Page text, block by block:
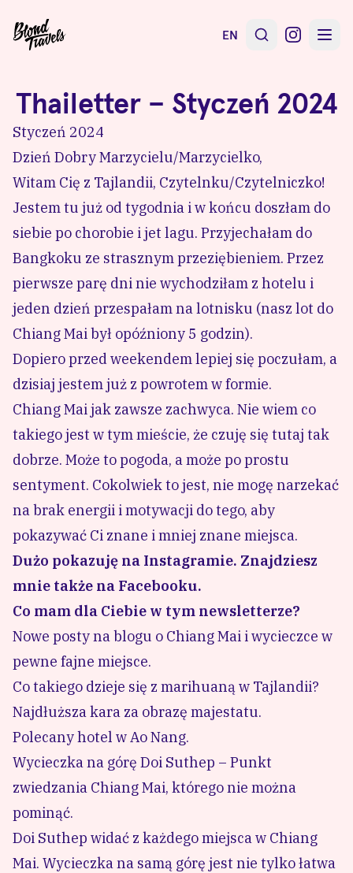
EN
Thailetter – Styczeń 2024
Styczeń 2024
Dzień Dobry Marzycielu/Marzycielko,
Witam Cię z Tajlandii, Czytelnku/Czytelniczko!
Jestem tu już od tygodnia i w końcu doszłam do
siebie po chorobie i jet lagu. Przyjechałam do
Bangkoku ze strasznym przeziębieniem. Przez
pierwsze parę dni nie wychodziłam z hotelu i
jeden dzień przespałam na lotnisku (nasz lot do
Chiang Mai był opóźniony 5 godzin).
Dopiero przed weekendem lepiej się poczułam, a
dzisiaj jestem już z powrotem w formie.
Chiang Mai jak zawsze zachwyca. Nie wiem co
takiego jest w tym mieście, że czuję się tutaj tak
dobrze. Może to pogoda, a może po prostu
sentyment. Cokolwiek to jest, nie mogę narzekać
na brak energii i motywacji do tego, aby
pokazywać Ci znane i mniej znane miejsca.
Dużo pokazuję na Instagramie. Znajdziesz
mnie także na Facebooku.
Co mam dla Ciebie w tym newsletterze?
Nowe posty na blogu o Chiang Mai i wycieczce w
pewne fajne miejsce.
Co takiego dzieje się z marihuaną w Tajlandii?
Najdłuższa kara za obrazę majestatu.
Polecany hotel w Ao Nang.
Wycieczka na górę Doi Suthep – Punkt
zwiedzania Chiang Mai, którego nie można
pominąć.
Doi Suthep widać z każdego miejsca w Chiang
Mai. Wycieczka na samą górę jest nie tylko łatwa